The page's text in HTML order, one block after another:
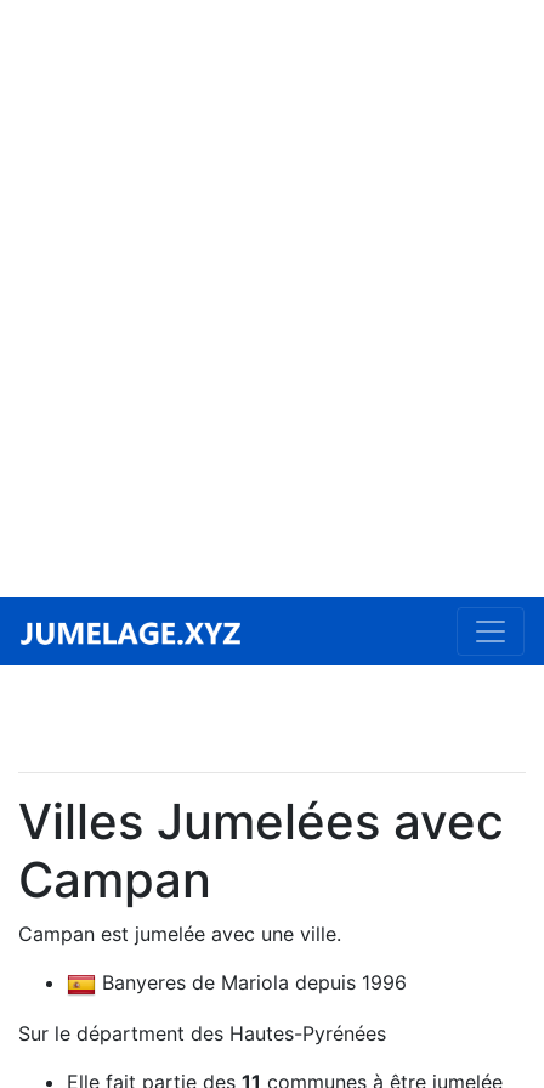
Villes Jumelées avec
Campan
Campan est jumelée avec une ville.
Banyeres de Mariola depuis 1996
Sur le départment des Hautes-Pyrénées
Elle fait partie des 11 communes à être jumelée